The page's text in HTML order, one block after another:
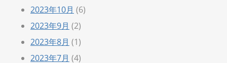
2023年10月 (6)
2023年9月 (2)
2023年8月 (1)
2023年7月 (4)